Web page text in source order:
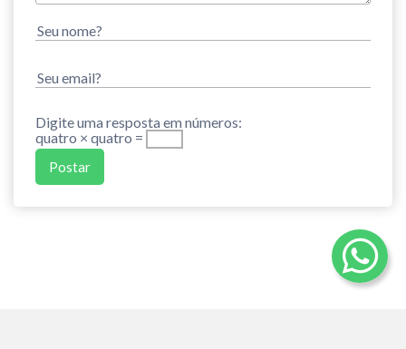
Digite uma resposta em números:
quatro × quatro =